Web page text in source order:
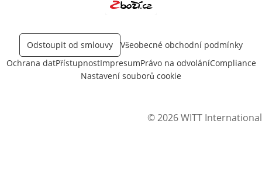
Odstoupit od smlouvy
Všeobecné obchodní podmínky
Ochrana datPřístupnostImpresumPrávo na odvoláníCompliance
Nastavení souborů cookie
© 2026 WITT International